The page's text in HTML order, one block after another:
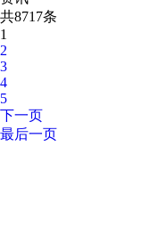
共8717条
1
2
3
4
5
下一页
最后一页